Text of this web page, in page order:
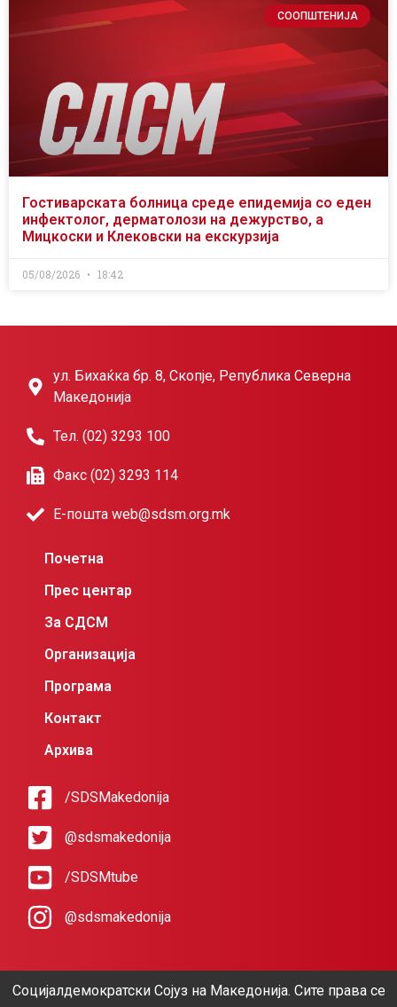
СООПШТЕНИЈА
Гостиварската болница среде епидемија со еден
инфектолог, дерматолози на дежурство, а
Мицкоски и Клековски на екскурзија
05/08/2026 18:42
ул. Бихаќка бр. 8, Скопје, Република Северна
Македонија
Тел. (02) 3293 100
Факс (02) 3293 114
Е-пошта web@sdsm.org.mk
Почетна
Прес центар
За СДСМ
Организација
Програма
Контакт
Архива
/SDSMakedonija
@sdsmakedonija
/SDSMtube
@sdsmakedonija
Социјалдемократски Сојуз на Македонија. Сите права се